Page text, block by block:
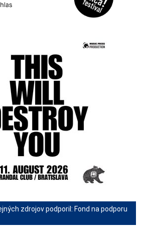
zdrojov podporil: Fond na podporu